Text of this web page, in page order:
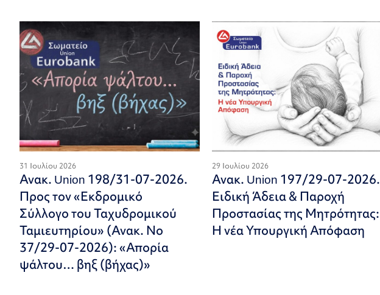
31 Ιουλίου 2026
Ανακ. Union 198/31-07-2026.
Προς τον «Εκδρομικό
Σύλλογο του Ταχυδρομικού
Ταμιευτηρίου» (Ανακ. Νο
37/29-07-2026): «Απορία
ψάλτου… βηξ (βήχας)»
29 Ιουλίου 2026
Ανακ. Union 197/29-07-2026.
Ειδική Άδεια & Παροχή
Προστασίας της Μητρότητας:
Η νέα Υπουργική Απόφαση